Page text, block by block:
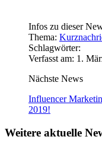
Infos zu dieser
Thema:
Schlagwörter:
Verfasst am: 1.
Nächste News
Influencer
2019!
Weitere aktuelle